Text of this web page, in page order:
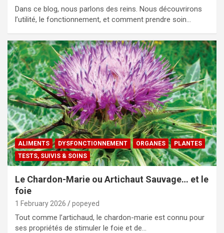
Dans ce blog, nous parlons des reins. Nous découvrirons
l’utilité, le fonctionnement, et comment prendre soin…
ALIMENTS DYSFONCTIONNEMENT ORGANES
PLANTES
TESTS, SUIVIS & SOINS
Le Chardon-Marie ou Artichaut Sauvage… et le
foie
1 February 2026 popeyed
Tout comme l’artichaud, le chardon-marie est connu pour
ses propriétés de stimuler le foie et de…